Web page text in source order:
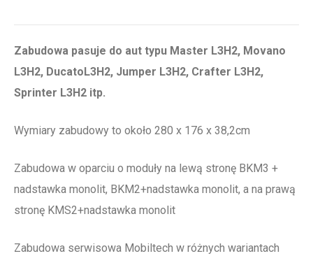
Zabudowa pasuje do aut typu Master L3H2, Movano
L3H2, DucatoL3H2, Jumper L3H2, Crafter L3H2,
Sprinter L3H2 itp.
Wymiary zabudowy to około 280 x 176 x 38,2cm
Zabudowa w oparciu o moduły na lewą stronę BKM3 +
nadstawka monolit, BKM2+nadstawka monolit, a na prawą
stronę KMS2+nadstawka monolit
Zabudowa serwisowa Mobiltech w różnych wariantach